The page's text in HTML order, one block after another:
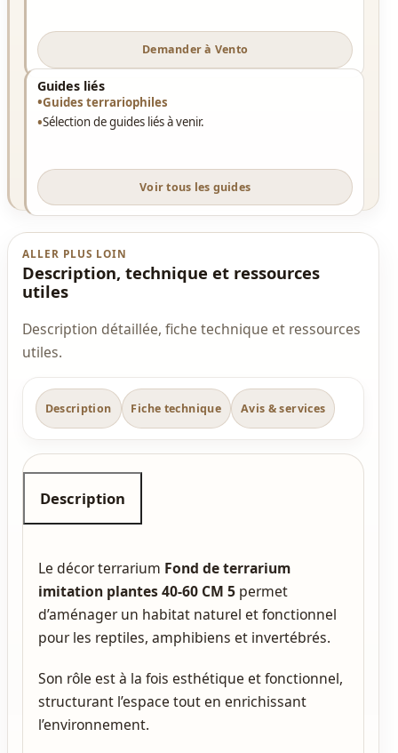
Demander à Vento
Guides liés
Guides terrariophiles
Sélection de guides liés à venir.
Voir tous les guides
ALLER PLUS LOIN
Description, technique et ressources
utiles
Description détaillée, fiche technique et ressources
utiles.
Description Fiche technique Avis & services
Description
Le décor terrarium Fond de terrarium
imitation plantes 40-60 CM 5permet
d’aménager un habitat naturel et fonctionnel
pour les reptiles, amphibiens et invertébrés.
Son rôle est à la fois esthétique et fonctionnel,
structurant l’espace tout en enrichissant
l’environnement.